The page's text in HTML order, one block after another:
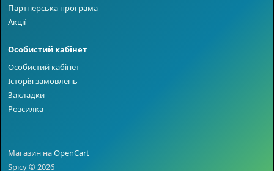
Партнерська програма
Акції
Особистий кабінет
Особистий кабінет
Історія замовлень
Закладки
Розсилка
Магазин наOpenCart
Spicy © 2026